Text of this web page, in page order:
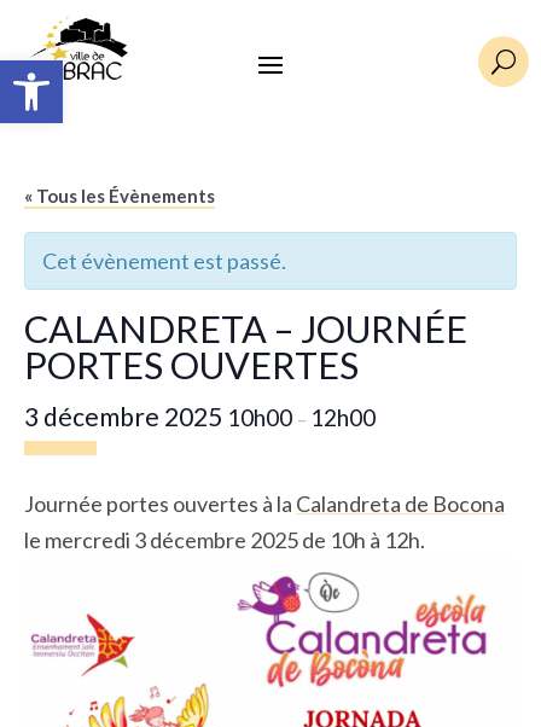
Ouvrir la barre d’outils U
« Tous les Évènements
Cet évènement est passé.
CALANDRETA – JOURNÉE
PORTES OUVERTES
3 décembre 2025 10h00 – 12h00
Journée portes ouvertes à la Calandreta de Bocona
le mercredi 3 décembre 2025 de 10h à 12h.